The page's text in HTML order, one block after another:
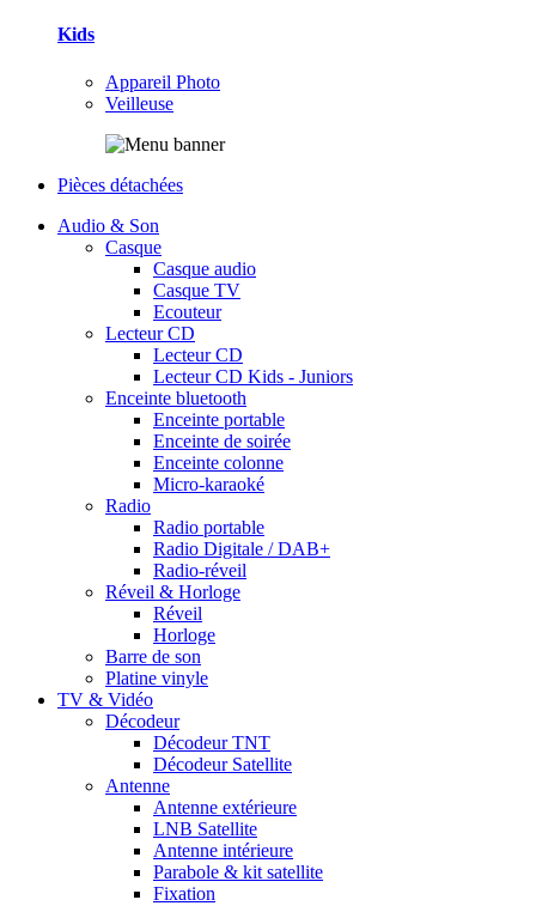
Kids
Appareil Photo
Veilleuse
Pièces détachées
Audio & Son
Casque
Casque audio
Casque TV
Ecouteur
Lecteur CD
Lecteur CD
Lecteur CD Kids - Juniors
Enceinte bluetooth
Enceinte portable
Enceinte de soirée
Enceinte colonne
Micro-karaoké
Radio
Radio portable
Radio Digitale / DAB+
Radio-réveil
Réveil & Horloge
Réveil
Horloge
Barre de son
Platine vinyle
TV & Vidéo
Décodeur
Décodeur TNT
Décodeur Satellite
Antenne
Antenne extérieure
LNB Satellite
Antenne intérieure
Parabole & kit satellite
Fixation